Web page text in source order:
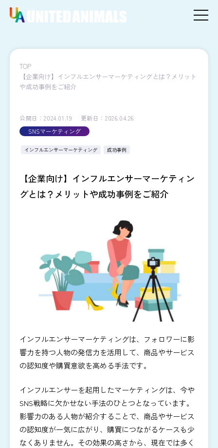
TOP
【企業向け】インフルエンサーマーケティングとは？メリット
や成功事例をご紹介
公開日：2024.01.19
更新日：2026.04.26
SNSマーケティング
インフルエンサーマーケティング 成功事例
【企業向け】インフルエンサーマーケティン
グとは？メリットや成功事例をご紹介
インフルエンサーマーケティングは、フォロワーに影
響力を持つ人物の発信力を活用して、商品やサービス
の認知度や購買意欲を高める手法です。
インフルエンサーを起用したマーケティングは、今や
SNS戦略に欠かせない手法のひとつとなっています。
影響力のある人物が紹介することで、商品やサービス
の認知度が一気に広がり、購買につながるケースも少
なくありません。その効果の高さから、現在では多く